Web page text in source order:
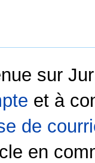
sur
et à
de
en